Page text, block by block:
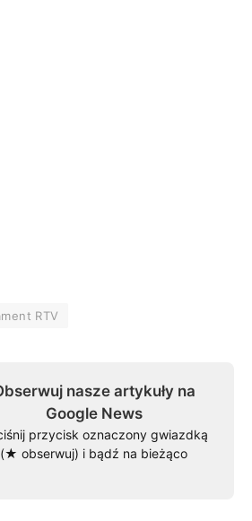
RTV
nasze artykuły na
Google News
przycisk oznaczony gwiazdką
(★ obserwuj) i bądź na bieżąco